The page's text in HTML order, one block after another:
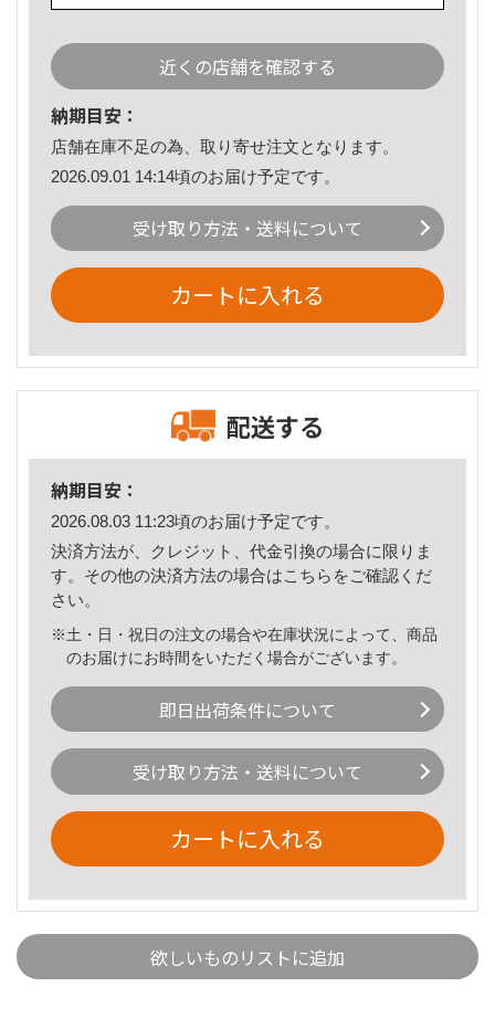
近くの店舗を確認する
納期目安：
店舗在庫不足の為、取り寄せ注文となります。
2026.09.01 14:14頃のお届け予定です。
受け取り方法・送料について
カートに入れる
配送する
納期目安：
2026.08.03 11:23頃のお届け予定です。
決済方法が、クレジット、代金引換の場合に限りま
す。その他の決済方法の場合はこちら をご確認くだ
さい。
※土・日・祝日の注文の場合や在庫状況によって、商品
のお届けにお時間をいただく場合がございます。
即日出荷条件について
受け取り方法・送料について
カートに入れる
欲しいものリストに追加